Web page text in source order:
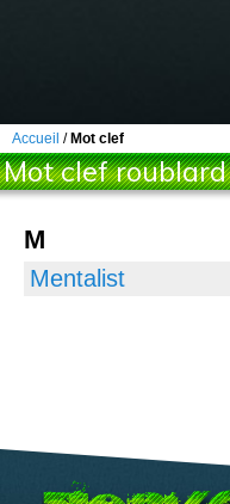
Accueil / Mot clef
Mot clef roublard
M
Mentalist